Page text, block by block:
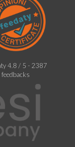
4.8 / 5 - 2387
feedbacks